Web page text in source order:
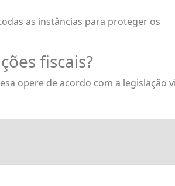
as instâncias para proteger os
fiscais?
opere de acordo com a legislação